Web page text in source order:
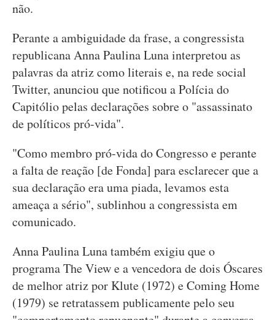
não.
Perante a ambiguidade da frase, a congressista
republicana Anna Paulina Luna interpretou as
palavras da atriz como literais e, na rede social
Twitter, anunciou que notificou a Polícia do
Capitólio pelas declarações sobre o "assassinato
de políticos pró-vida".
"Como membro pró-vida do Congresso e perante
a falta de reação [de Fonda] para esclarecer que a
sua declaração era uma piada, levamos esta
ameaça a sério", sublinhou a congressista em
comunicado.
Anna Paulina Luna também exigiu que o
programa The View e a vencedora de dois Óscares
de melhor atriz por Klute (1972) e Coming Home
(1979) se retratassem publicamente pelo seu